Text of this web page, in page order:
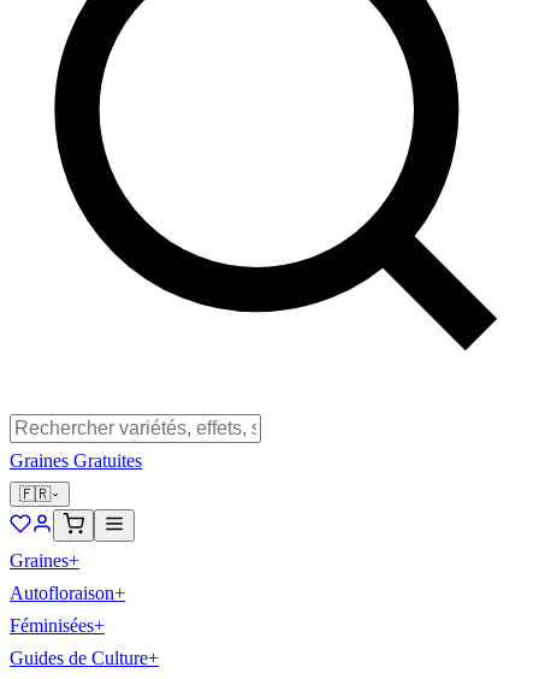
Graines Gratuites
🇫🇷
Graines+
Autofloraison+
Féminisées+
Guides de Culture+